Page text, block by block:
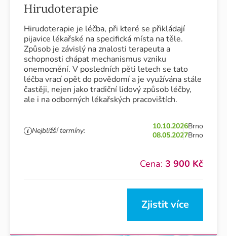
Hirudoterapie
Hirudoterapie je léčba, při které se přikládají
pijavice lékařské na specifická místa na těle.
Způsob je závislý na znalosti terapeuta a
schopnosti chápat mechanismus vzniku
onemocnění. V posledních pěti letech se tato
léčba vrací opět do povědomí a je využívána stále
častěji, nejen jako tradiční lidový způsob léčby,
ale i na odborných lékařských pracovištích.
Nejbližší termíny: 10.10.2026Brno
08.05.2027Brno
Cena: 3 900 Kč
Zjistit více